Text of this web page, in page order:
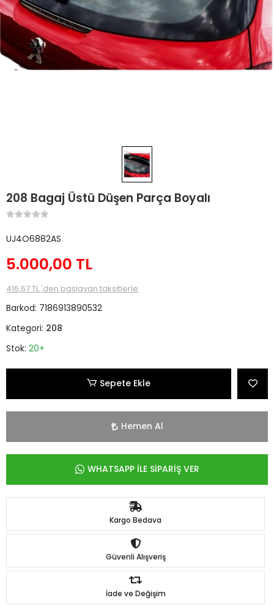
208 Bagaj Üstü Düşen Parça Boyalı
UJ4O6882AS
5.000,00 TL
416,67 TL 'den başlayan taksitlerle
Barkod: 7186913890532
Kategori: 208
Stok: 20+
Sepete Ekle
Hemen Al
WHATSAPP İLE SİPARİŞ VER
Kargo Bedava
Güvenli Alışveriş
İade ve Değişim